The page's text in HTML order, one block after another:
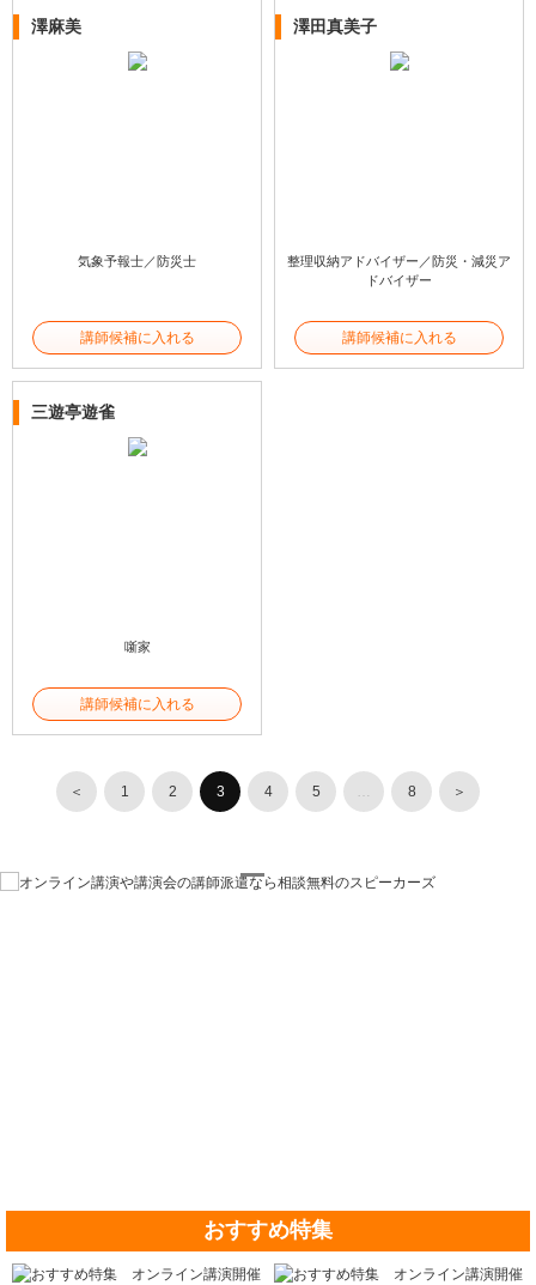
澤麻美
気象予報士／防災士
講師候補に入れる
澤田真美子
整理収納アドバイザー／防災・減災ア
ドバイザー
講師候補に入れる
三遊亭遊雀
噺家
講師候補に入れる
＜ 1 2 3 4 5 8 ＞
おすすめ特集